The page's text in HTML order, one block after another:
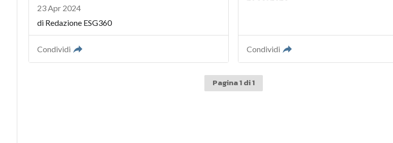
23 Apr 2024
di Redazione ESG360
Condividi Condividi
Pagina 1 di 1